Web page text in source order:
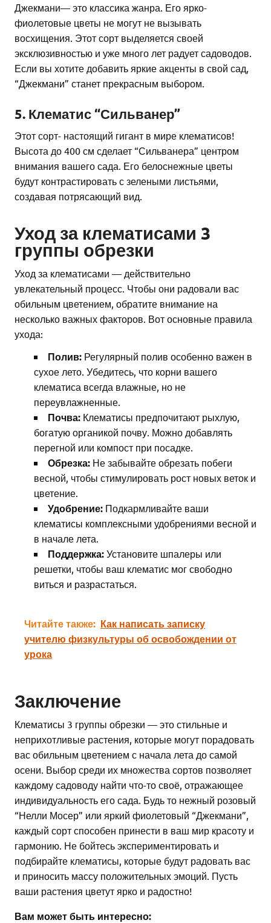
Джекмани— это классика жанра. Его ярко-
фиолетовые цветы не могут не вызывать
восхищения. Этот сорт выделяется своей
эксклюзивностью и уже много лет радует садоводов.
Если вы хотите добавить яркие акценты в свой сад,
“Джекмани” станет прекрасным выбором.
5. Клематис “Сильванер”
Этот сорт- настоящий гигант в мире клематисов!
Высота до 400 см сделает “Сильванера” центром
внимания вашего сада. Его белоснежные цветы
будут контрастировать с зелеными листьями,
создавая потрясающий вид.
Уход за клематисами 3
группы обрезки
Уход за клематисами — действительно
увлекательный процесс. Чтобы они радовали вас
обильным цветением, обратите внимание на
несколько важных факторов. Вот основные правила
ухода:
Полив: Регулярный полив особенно важен в
сухое лето. Убедитесь, что корни вашего
клематиса всегда влажные, но не
переувлажненные.
Почва: Клематисы предпочитают рыхлую,
богатую органикой почву. Можно добавлять
перегной или компост при посадке.
Обрезка: Не забывайте обрезать побеги
весной, чтобы стимулировать рост новых веток и
цветение.
Удобрение: Подкармливайте ваши
клематисы комплексными удобрениями весной и
в начале лета.
Поддержка: Установите шпалеры или
решетки, чтобы ваш клематис мог свободно
виться и разрастаться.
Читайте также: Как написать записку
учителю физкультуры об освобождении от
урока
Заключение
Клематисы 3 группы обрезки — это стильные и
неприхотливые растения, которые могут порадовать
вас обильным цветением с начала лета до самой
осени. Выбор среди их множества сортов позволяет
каждому садоводу найти что-то своё, отражающее
индивидуальность его сада. Будь то нежный розовый
“Нелли Мосер” или яркий фиолетовый “Джекмани”,
каждый сорт способен принести в ваш мир красоту и
гармонию. Не бойтесь экспериментировать и
подбирайте клематисы, которые будут радовать вас
и приносить массу положительных эмоций. Пусть
ваши растения цветут ярко и радостно!
Вам может быть интересно: